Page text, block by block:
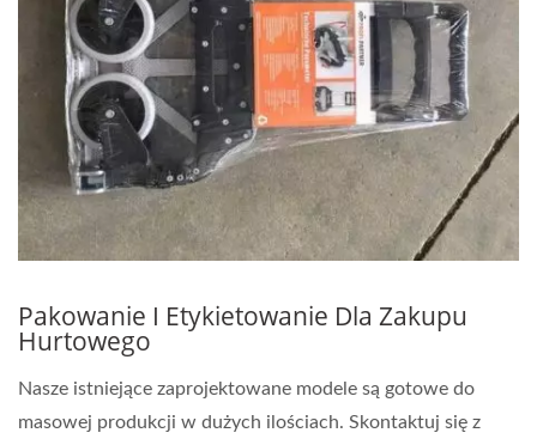
Pakowanie I Etykietowanie Dla Zakupu
Hurtowego
Nasze istniejące zaprojektowane modele są gotowe do
masowej produkcji w dużych ilościach. Skontaktuj się z